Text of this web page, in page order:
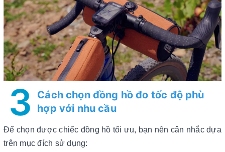
3
Cách chọn đồng hồ đo tốc độ phù
hợp với nhu cầu
Để chọn được chiếc đồng hồ tối ưu, bạn nên cân nhắc dựa
trên mục đích sử dụng: